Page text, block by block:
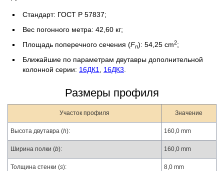
Стандарт: ГОСТ Р 57837;
Вес погонного метра: 42,60 кг;
Площадь поперечного сечения (Fn): 54,25 cm2;
Ближайшие по параметрам двутавры дополнительной
колонной серии: 16ДК1 16ДК3
Размеры профиля
Участок профиля Значение
Высота двутавра (h): 160,0 mm
Ширина полки (b): 160,0 mm
Толщина стенки (s): 8,0 mm